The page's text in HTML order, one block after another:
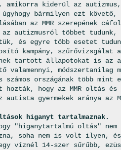
kiderül az autizmus,
bármilyen ezt követő,
az MMR szerepének
az autizmusról többet
és egyre több esetet
kampány, szűrővizsgálat
tartott állapotokat is az
valamennyi, módszertanilag
számos országának több
hozták, hogy az MMR oltás
autista gyermekek aránya az
higanyt tartalmaznak.
"higanytartalmú oltás"
soha nem is volt ilyen,
víznél 14-szer sűrűbb,